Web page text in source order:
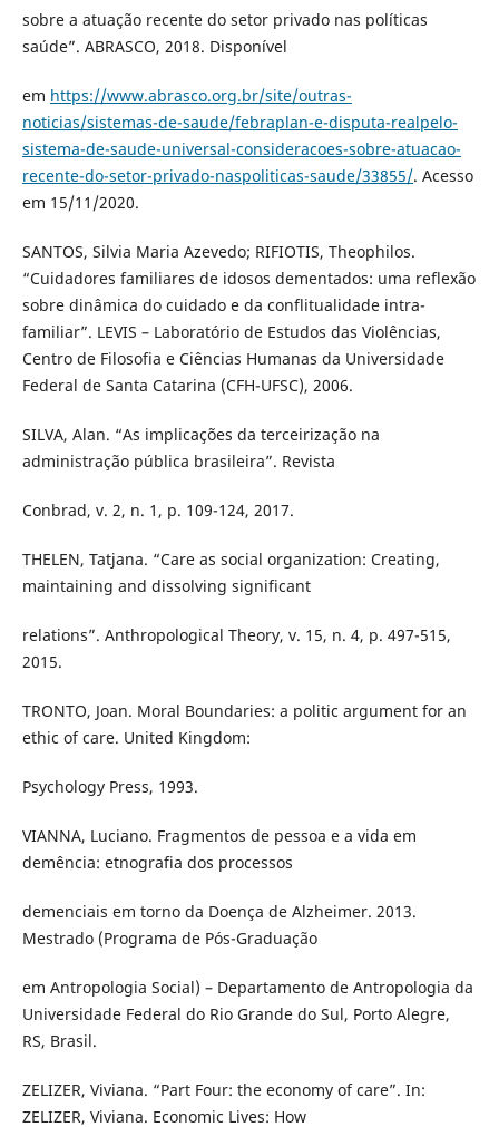
sobre a atuação recente do setor privado nas políticas
saúde”. ABRASCO, 2018. Disponível
em https://www.abrasco.org.br/site/outras-
noticias/sistemas-de-saude/febraplan-e-disputa-realpelo-
sistema-de-saude-universal-consideracoes-sobre-atuacao-
recente-do-setor-privado-naspoliticas-saude/33855/. Acesso
em 15/11/2020.
SANTOS, Silvia Maria Azevedo; RIFIOTIS, Theophilos.
“Cuidadores familiares de idosos dementados: uma reflexão
sobre dinâmica do cuidado e da conflitualidade intra-
familiar”. LEVIS – Laboratório de Estudos das Violências,
Centro de Filosofia e Ciências Humanas da Universidade
Federal de Santa Catarina (CFH-UFSC), 2006.
SILVA, Alan. “As implicações da terceirização na
administração pública brasileira”. Revista
Conbrad, v. 2, n. 1, p. 109-124, 2017.
THELEN, Tatjana. “Care as social organization: Creating,
maintaining and dissolving significant
relations”. Anthropological Theory, v. 15, n. 4, p. 497-515,
2015.
TRONTO, Joan. Moral Boundaries: a politic argument for an
ethic of care. United Kingdom:
Psychology Press, 1993.
VIANNA, Luciano. Fragmentos de pessoa e a vida em
demência: etnografia dos processos
demenciais em torno da Doença de Alzheimer. 2013.
Mestrado (Programa de Pós-Graduação
em Antropologia Social) – Departamento de Antropologia da
Universidade Federal do Rio Grande do Sul, Porto Alegre,
RS, Brasil.
ZELIZER, Viviana. “Part Four: the economy of care”. In:
ZELIZER, Viviana. Economic Lives: How